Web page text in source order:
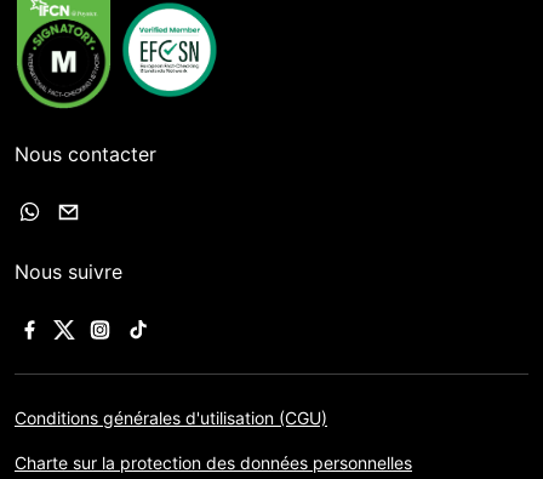
Nous contacter
Nous suivre
Conditions générales d'utilisation (CGU)
Charte sur la protection des données personnelles